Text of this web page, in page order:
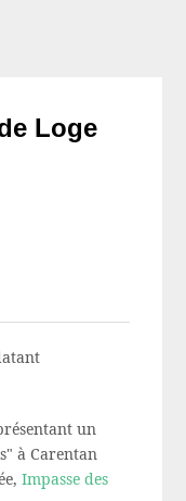
Loge
un
à Carentan
Impasse des